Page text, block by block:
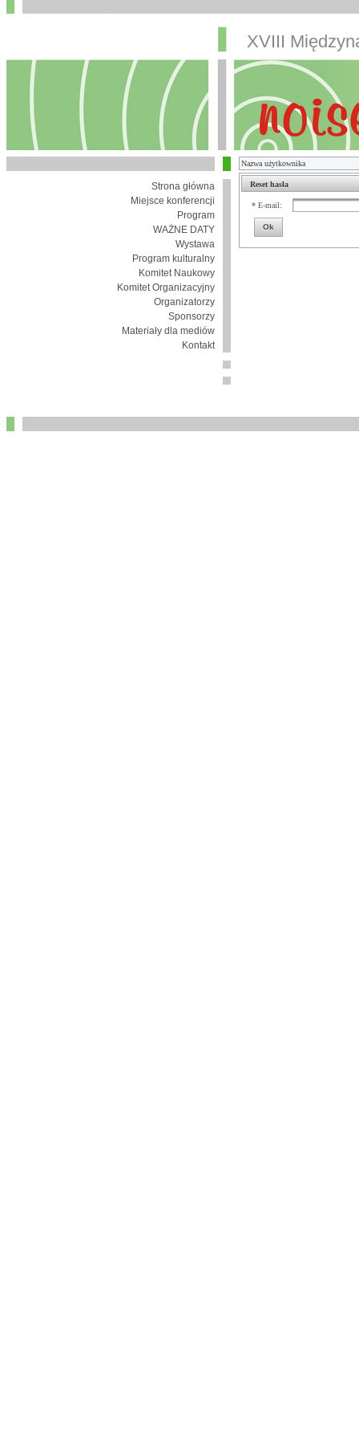
XVIII
Strona główna
Miejsce konferencji
Program
WAŻNE DATY
Wystawa
Program kulturalny
Komitet Naukowy
Komitet Organizacyjny
Organizatorzy
Sponsorzy
Materiały dla mediów
Kontakt
Reset hasła
* E-mail:
Ok